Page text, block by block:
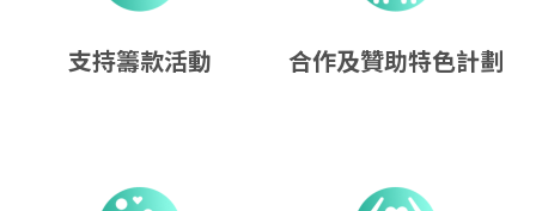
支持籌款活動 合作及贊助特色計劃